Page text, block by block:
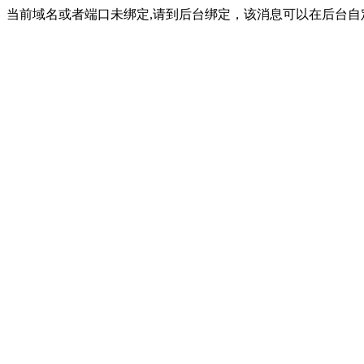
当前域名或者端口未绑定,请到后台绑定，该消息可以在后台自